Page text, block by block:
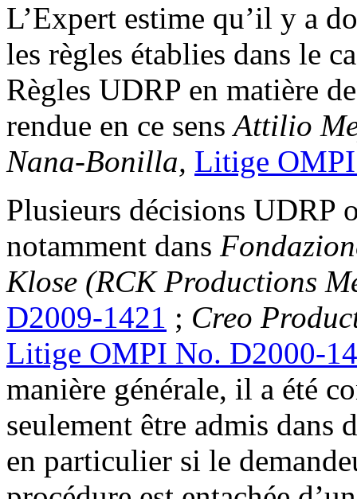
L’Expert estime qu’il y a
les règles établies dans le
Règles UDRP en matière
rendue en ce sensAttilio
Nana-Bonilla, Litige
Plusieurs décisions UDRP
notamment dans
Klose (RCK Productions
D2009-1421 ; Creo
Litige OMPI No. D2000-
manière générale, il a été
seulement être admis dans
en particulier si le